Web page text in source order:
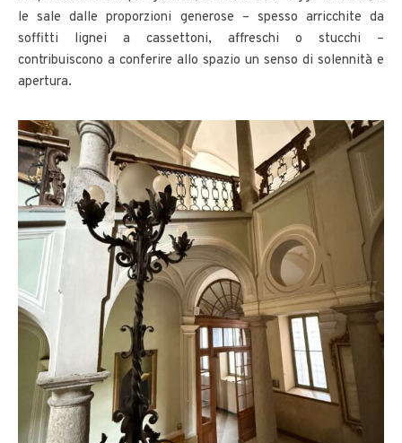
le sale dalle proporzioni generose – spesso arricchite da
soffitti lignei a cassettoni, affreschi o stucchi –
contribuiscono a conferire allo spazio un senso di solennità e
apertura.